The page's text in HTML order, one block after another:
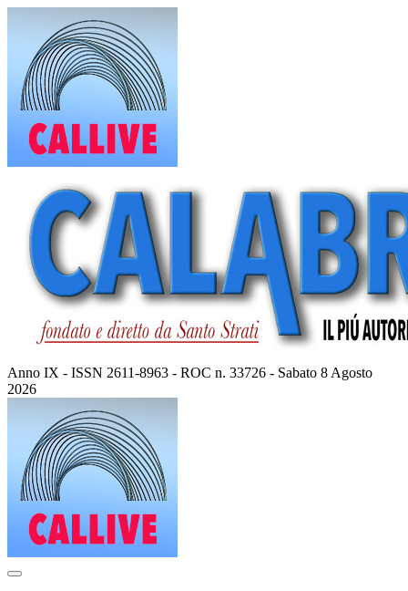
contenuto
Anno IX - ISSN 2611-8963 - ROC n. 33726 - Sabato 8 Agosto
2026